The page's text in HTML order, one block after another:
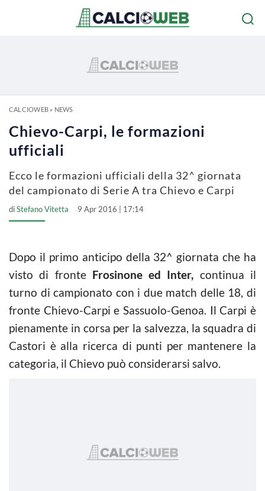
CALCIOWEB» NEWS
Chievo-Carpi, le formazioni
ufficiali
Ecco le formazioni ufficiali della 32^ giornata
del campionato di Serie A tra Chievo e Carpi
diStefano Vitetta 9 Apr 2016 | 17:14
Dopo il primo anticipo della 32^ giornata che ha
visto di fronteFrosinone ed Inter, continua il
turno di campionato con i due match delle 18, di
fronte Chievo-Carpi e Sassuolo-Genoa. Il Carpi è
pienamente in corsa per la salvezza, la squadra di
Castori è alla ricerca di punti per mantenere la
categoria, il Chievo può considerarsi salvo.